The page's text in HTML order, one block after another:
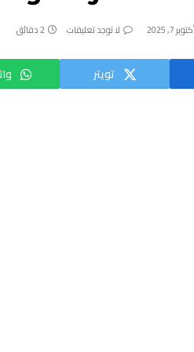
7, 2025 لا توجد تعليقات 2 دقائق
تويتر